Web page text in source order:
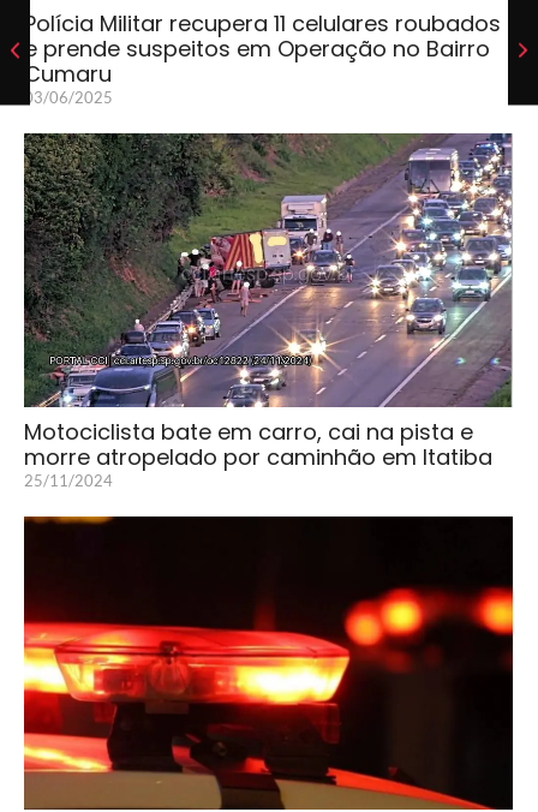
Polícia Militar recupera 11 celulares roubados
e prende suspeitos em Operação no Bairro
Cumaru
03/06/2025
Motociclista bate em carro, cai na pista e
morre atropelado por caminhão em Itatiba
25/11/2024